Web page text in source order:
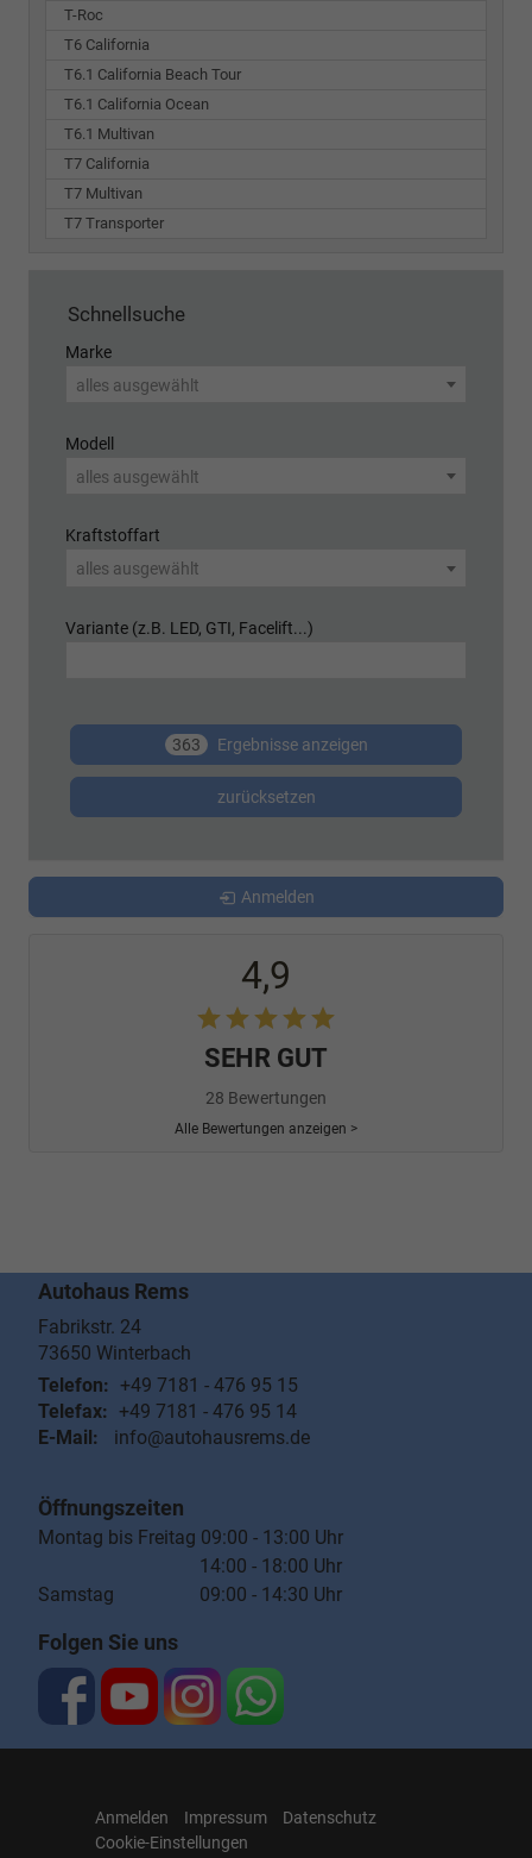
T-Roc
T6 California
T6.1 California Beach Tour
T6.1 California Ocean
T6.1 Multivan
T7 California
T7 Multivan
T7 Transporter
Schnellsuche
Marke
alles ausgewählt
Modell
alles ausgewählt
Kraftstoffart
alles ausgewählt
Variante (z.B. LED, GTI, Facelift...)
363 Ergebnisse anzeigen
zurücksetzen
Anmelden
4,9
SEHR GUT
28 Bewertungen
Alle Bewertungen anzeigen >
Autohaus Rems
Fabrikstr. 24
73650 Winterbach
Telefon: +49 7181 - 476 95 15
Telefax: +49 7181 - 476 95 14
E-Mail:
info@autohausrems.de
Öffnungszeiten
Montag bis Freitag 09:00 - 13:00 Uhr
14:00 - 18:00 Uhr
Samstag 09:00 - 14:30 Uhr
Folgen Sie uns
Anmelden Impressum
Datenschutz
Cookie-Einstellungen